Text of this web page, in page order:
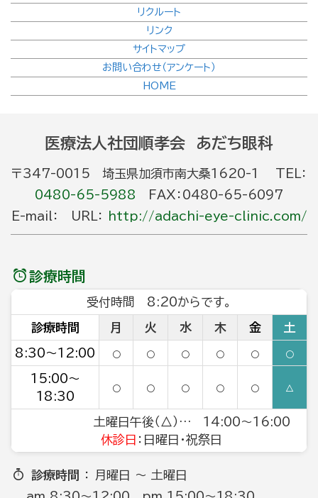
リクルート
リンク
サイトマップ
お問い合わせ（アンケート）
HOME
医療法人社団順孝会 あだち眼科
〒347-0015 埼玉県加須市南大桑1620-1 TEL：
0480-65-5988
FAX：0480-65-6097
E-mail： URL：
http://adachi-eye-clinic.com/
診療時間
受付時間 8:20からです。
診療時間 月 火 水 木 金 土
8:30～12:00 ○ ○ ○ ○ ○ ○
15:00～
18:30
○ ○ ○ ○ ○ △
土曜日午後（△）… 14:00～16:00
休診日 ：日曜日・祝祭日
診療時間
： 月曜日 ～ 土曜日